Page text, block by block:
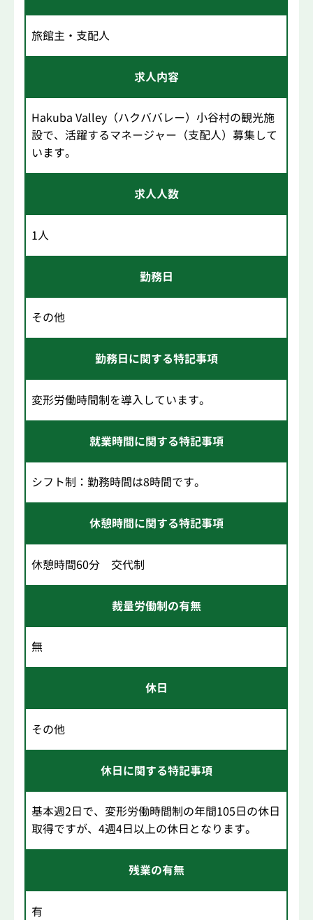
旅館主・支配人
求人内容
Hakuba Valley（ハクババレー）小谷村の観光施
設で、活躍するマネージャー（支配人）募集して
います。
求人人数
1人
勤務日
その他
勤務日に関する特記事項
変形労働時間制を導入しています。
就業時間に関する特記事項
シフト制：勤務時間は8時間です。
休憩時間に関する特記事項
休憩時間60分 交代制
裁量労働制の有無
無
休日
その他
休日に関する特記事項
基本週2日で、変形労働時間制の年間105日の休日
取得ですが、4週4日以上の休日となります。
残業の有無
有